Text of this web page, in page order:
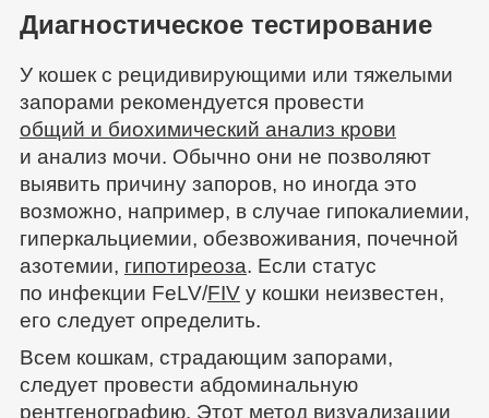
Диагностическое тестирование
У кошек с рецидивирующими или тяжелыми
запорами рекомендуется провести
общий и биохимический анализ крови
и анализ мочи. Обычно они не позволяют
выявить причину запоров, но иногда это
возможно, например, в случае гипокалиемии,
гиперкальциемии, обезвоживания, почечной
азотемии, гипотиреоза. Если статус
по инфекции FeLV/FIVу кошки неизвестен,
его следует определить.
Всем кошкам, страдающим запорами,
следует провести абдоминальную
рентгенографию. Этот метод визуализации